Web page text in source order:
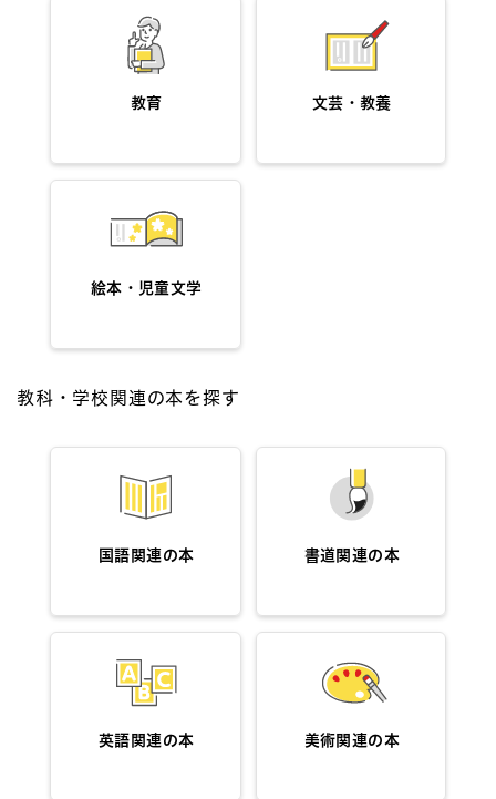
教育 文芸・教養
絵本・児童文学
教科・学校関連の本を探す
国語関連の本 書道関連の本
英語関連の本 美術関連の本